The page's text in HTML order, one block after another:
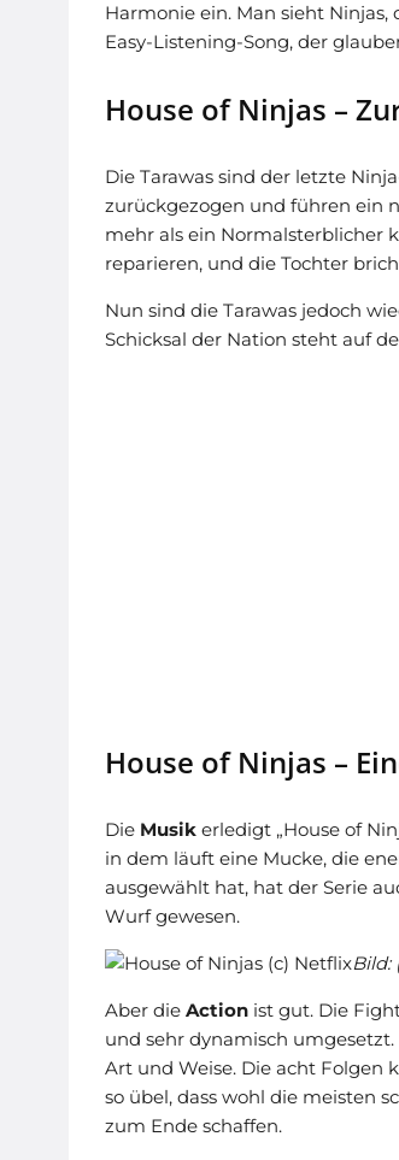
Harmonie ein. Man sieht
Easy-Listening-Song, der
House of Ninjas –
Die Tarawas sind der letzte
zurückgezogen und führen ein
mehr als ein Normalsterblicher
reparieren, und die Tochter
Nun sind die Tarawas jedoch
Schicksal der Nation steht auf
House of Ninjas –
Die Musik erledigt „House of
in dem läuft eine Mucke, die
ausgewählt hat, hat der Serie
Wurf gewesen.
Bild:
Aber die Action ist gut. Die
und sehr dynamisch umgesetzt.
Art und Weise. Die acht Folgen
so übel, dass wohl die meisten
zum Ende schaffen.